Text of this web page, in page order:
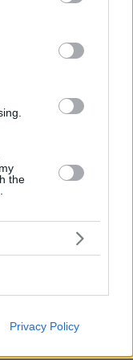
party tags to
in below Google
the
Privacy Policy